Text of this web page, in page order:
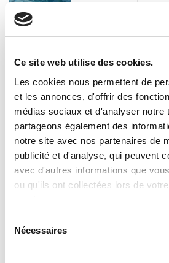
Ce site web utilise des cookies.
Les cookies nous permettent de
et les annonces, d'offrir des
médias sociaux et d'analyser notre
partageons également des
notre site avec nos partenaires de
publicité et d'analyse, qui peuvent
avec d'autres informations que
ou qu'ils ont collectées lors de
services.
Nécessaires
Clevertech
OPERATION
Clevertech
AUGMENTENT.
QUALIFIÉS NON.